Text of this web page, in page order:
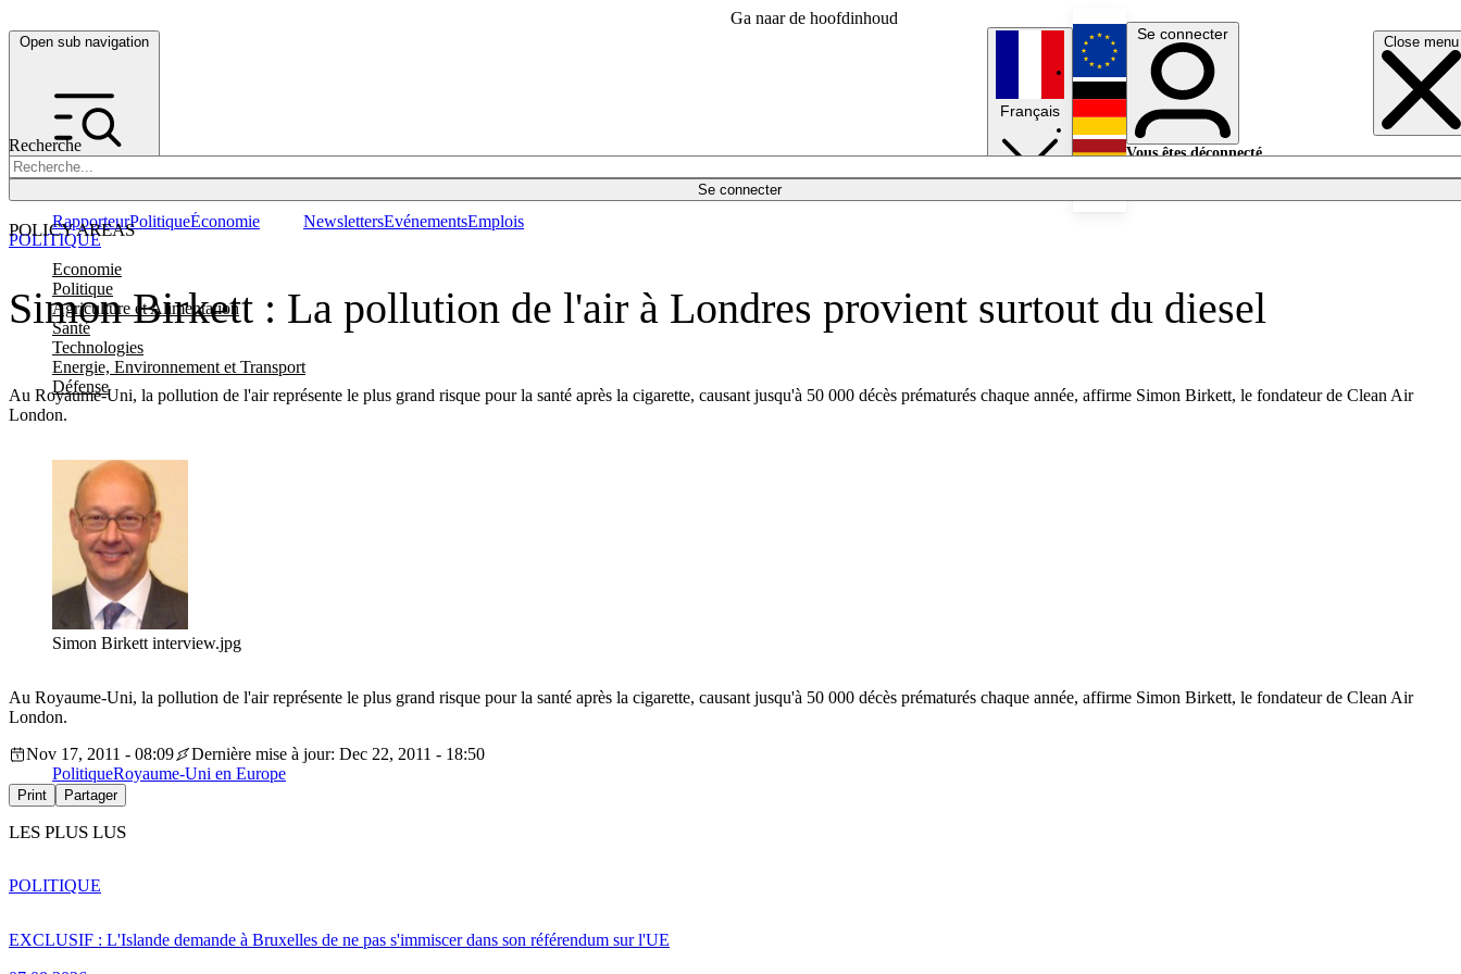
Ga naar de hoofdinhoud
Open sub navigation Close menu
Recherche
Se connecter
POLICY AREAS
Economie
Politique
Agriculture et Alimentation
Santé
Technologies
Energie, Environnement et Transport
Défense
RapporteurPolitiqueÉconomie NewslettersEvénementsEmplois
Français
English
Deutsch
Se connecter
Vous êtes déconnecté.
Simon Birkett : La pollution de l'air à Londres provient surtout du diesel
Au Royaume-Uni, la pollution de l'air représente le plus grand risque pour la santé après la cigarette, causant jusqu'à 50 000 décès prématurés chaque année, affirme Simon Birkett, le fondateur de Clean Air
London.
POLITIQUE
Simon Birkett interview.jpg
Au Royaume-Uni, la pollution de l'air représente le plus grand risque pour la santé après la cigarette, causant jusqu'à 50 000 décès prématurés chaque année, affirme Simon Birkett, le fondateur de Clean Air
London.
Nov 17, 2011 - 08:09
Dernière mise à jour: Dec 22, 2011 - 18:50
PolitiqueRoyaume-Uni en Europe
Print Partager
LES PLUS LUS
EXCLUSIF : L'Islande demande à Bruxelles de ne pas s'immiscer dans son référendum sur l'UE
POLITIQUE